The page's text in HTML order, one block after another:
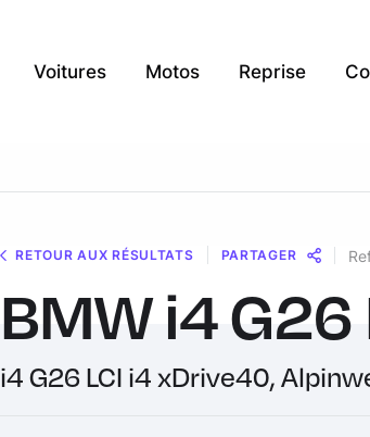
Voitures Motos Reprise
RETOUR AUX RÉSULTATS PARTAGER
BMW i4 G26
i4 G26 LCI i4 xDrive40,